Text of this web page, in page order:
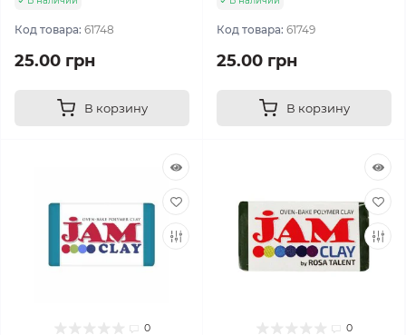
Код товара: 61748
25.00 грн
В корзину
Код товара: 61749
25.00 грн
В корзину
0 0